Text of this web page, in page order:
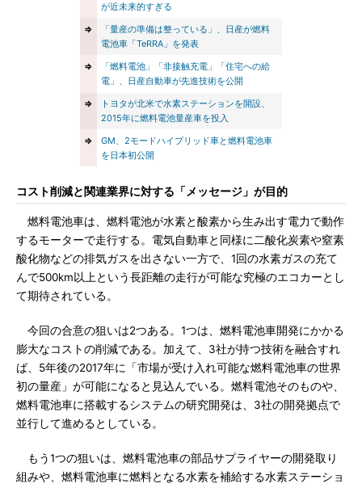
が近未来的すぎる
⇒
「量産の準備は整っている」、日産が燃料
電池車「TeRRA」を発表
⇒
「燃料電池」「非接触充電」「住宅への給
電」、日産自動車が先進技術を公開
⇒
トヨタが北米で水素ステーションを開設、
2015年に燃料電池量産車を投入
⇒
GM、2モードハイブリッド車と燃料電池車
を日本初公開
コスト削減と関連業界に対する「メッセージ」が目的
燃料電池車は、燃料電池が水素と酸素から生み出す電力で動作
するモーターで走行する。電気自動車と同様に二酸化炭素や窒素
酸化物などの排気ガスを出さない一方で、1回の水素ガスの充て
んで500km以上という長距離の走行が可能な究極のエコカーとし
て期待されている。
今回の合意の狙いは2つある。1つは、燃料電池車開発にかかる
膨大なコストの削減である。加えて、3社が持つ技術を融合すれ
ば、5年後の2017年に「市場が受け入れ可能な燃料電池車の世界
初の量産」が可能になると見込んでいる。燃料電池そのものや、
燃料電池車に搭載するシステムの研究開発は、3社の開発拠点で
並行して進めるとしている。
もう1つの狙いは、燃料電池車の部品サプライヤーの開発取り
組みや、燃料電池車に燃料となる水素を補給する水素ステーショ